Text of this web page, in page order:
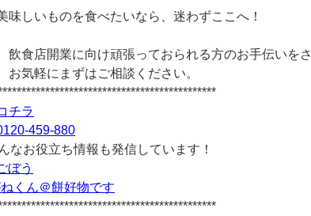
味しいものを食べたいなら、迷わずここへ！
飲食店開業に向け頑張っておられる方のお手伝いを
お気軽にまずはご相談ください。
チラ
459-880
お役立ち情報も発信しています！
ぼう
くん＠餅好物です